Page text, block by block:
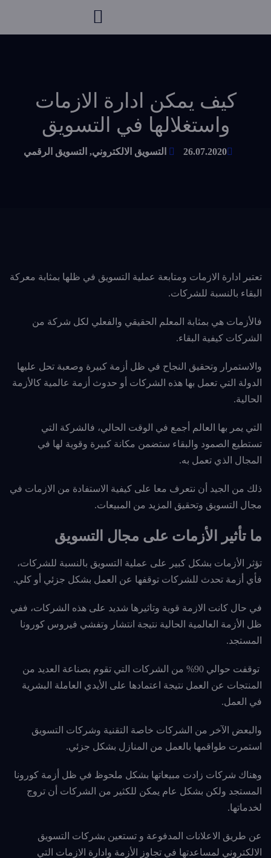
كيف يمكن ادارة الازمات
واستغلالها في التسويق
26.07.2020 التسويق الالكتروني, التسويق الرقمي
تعتبر ادارة الازمات ومتابعة عملية التسويق في ظلها بمثابة معركة
البقاء بالنسبة للشركات.
فالأزمات هي بمثابة المعلم الحقيقي والفعلي لكل شركة من
الشركات كيفية البقاء.
والاستمرار وتحقيق النجاح في ظل أزمة كبيرة وصعبة تحل عليها
الدولة التي تعمل بها هذه الشركات أو حدوث أزمة عالمية كالأزمة
الحالية.
التي يمر بها العالم أجمع في الوقت الحالي، فالشركة التي
تستطيع الصمود والبقاء ستضمن مكانة كبيرة وقوية لها في
المجال الذي تعمل به.
ذلك من الجيد أن نتعرف معا على كيفية الاستفادة من الازمات في
مجال التسويق وتحقيق المزيد من المبيعات.
ما تأثير الأزمات على مجال التسويق
تؤثر الأزمات بشكل كبير على عملية التسويق بالنسبة للشركات،
فأي أزمة تحدث للشركات توقفها عن العمل بشكل جزئي أو كلي.
في حال كانت الازمة قوية وتاثيرها شديد على هذه الشركات، ففي
ظل الأزمة العالمية الحالية نتيجة انتشار وتفشي فيروس كورونا
المستجد.
توقفت حوالي 90% من الشركات التي تقوم بصناعة العديد من
المنتجات عن العمل نتيجة اعتمادها على الأيدي العاملة البشرية
في العمل.
والبعض الآخر من الشركات خاصة التقنية وشركات التسويق
استمرت طواقمها بالعمل من المنازل بشكل جزئي.
وهناك شركات زادت مبيعاتها بشكل ملحوظ في ظل أزمة كورونا
المستجد ولكن بشكل عام يمكن للكثير من الشركات أن تروج
لخدماتها.
عن طريق الاعلانات المدفوعة و تستعين بشركات التسويق
الالكتروني لمساعدتها في تجاوز الأزمة وادارة الازمات التي